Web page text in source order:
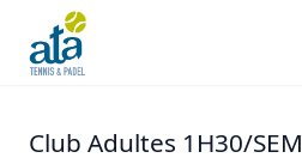
Club Adultes 1H30/SEM